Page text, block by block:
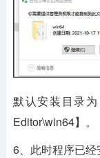
默认安装目录为
Editor\win64】。
6、此时程序已